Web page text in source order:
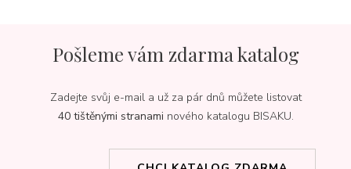
Pošleme vám zdarma katalog
Zadejte svůj e-mail a už za pár dnů můžete listovat
40 tištěnými stranami nového katalogu BISAKU.